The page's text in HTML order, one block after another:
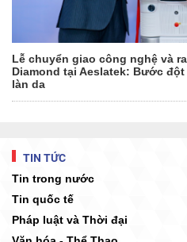
Lễ chuyển giao công nghệ và
Diamond tại Aeslatek: Bước
làn da
TIN TỨC
Tin trong nước
Tin quốc tế
Pháp luật và Thời đại